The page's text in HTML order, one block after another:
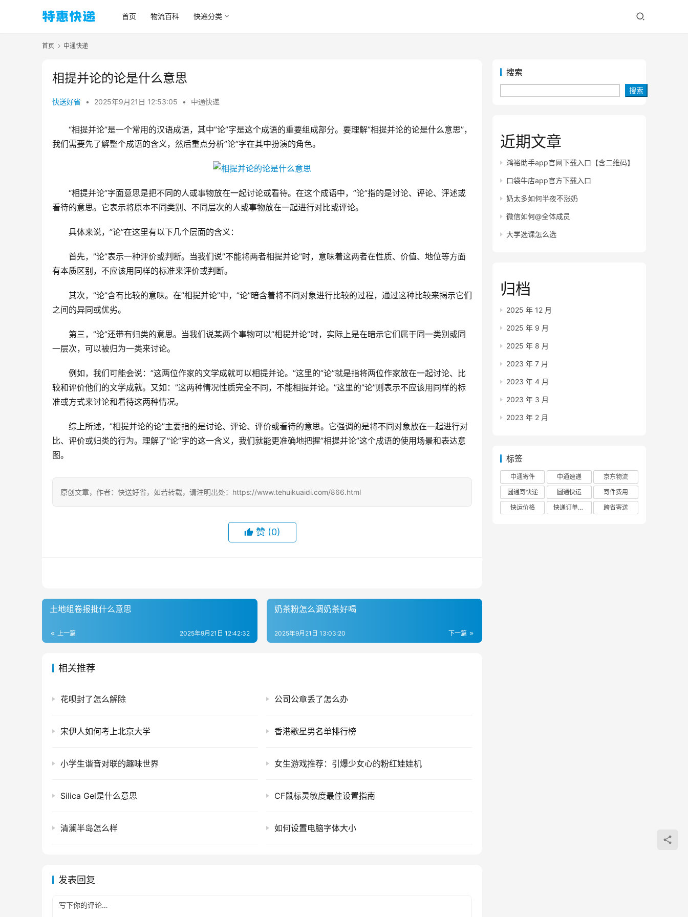
首页 物流百科 快递分类
首页 中通快递
相提并论的论是什么意思
快送好省 • 2025年9月21日 12:53:05 • 中通快递
“相提并论”是一个常用的汉语成语，其中”论”字是这个成语的重要组成部分。要理解”相提并论的论是什么意思”，
我们需要先了解整个成语的含义，然后重点分析”论”字在其中扮演的角色。
“相提并论”字面意思是把不同的人或事物放在一起讨论或看待。在这个成语中，”论”指的是讨论、评论、评述或
看待的意思。它表示将原本不同类别、不同层次的人或事物放在一起进行对比或评论。
具体来说，”论”在这里有以下几个层面的含义：
首先，”论”表示一种评价或判断。当我们说”不能将两者相提并论”时，意味着这两者在性质、价值、地位等方面
有本质区别，不应该用同样的标准来评价或判断。
其次，”论”含有比较的意味。在”相提并论”中，”论”暗含着将不同对象进行比较的过程，通过这种比较来揭示它们
之间的异同或优劣。
第三，”论”还带有归类的意思。当我们说某两个事物可以”相提并论”时，实际上是在暗示它们属于同一类别或同
一层次，可以被归为一类来讨论。
例如，我们可能会说：”这两位作家的文学成就可以相提并论。”这里的”论”就是指将两位作家放在一起讨论、比
较和评价他们的文学成就。又如：”这两种情况性质完全不同，不能相提并论。”这里的”论”则表示不应该用同样的标
准或方式来讨论和看待这两种情况。
综上所述，”相提并论的论”主要指的是讨论、评论、评价或看待的意思。它强调的是将不同对象放在一起进行对
比、评价或归类的行为。理解了”论”字的这一含义，我们就能更准确地把握”相提并论”这个成语的使用场景和表达意
图。
原创文章，作者：快送好省，如若转载，请注明出处：https://www.tehuikuaidi.com/866.html
赞 (0)
土地组卷报批什么意思
上一篇 2025年9月21日 12:42:32
奶茶粉怎么调奶茶好喝
下一篇
2025年9月21日 13:03:20
相关推荐
花呗封了怎么解除 公司公章丢了怎么办
宋伊人如何考上北京大学 香港歌星男名单排行榜
小学生谐音对联的趣味世界 女生游戏推荐：引爆少女心的粉红娃娃机
Silica Gel是什么意思 CF鼠标灵敏度最佳设置指南
清澜半岛怎么样 如何设置电脑字体大小
发表回复
搜索
搜索
近期文章
鸿裕助手app官网下载入口【含二维码】
口袋牛店app官方下载入口
奶太多如何半夜不涨奶
微信如何@全体成员
大学选课怎么选
归档
2025 年 12 月
2025 年 9 月
2025 年 8 月
2023 年 7 月
2023 年 4 月
2023 年 3 月
2023 年 2 月
标签
中通寄件 中通速递
京东物流
圆通寄快递
圆通快运
寄件费用
快运价格
快递订单查询 跨省寄送